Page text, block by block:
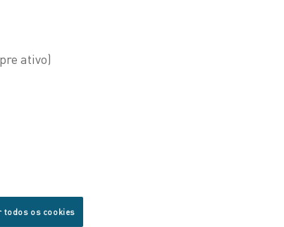
que os fabricantes podem fazer para tornar os
suporte técnico na Kanthal. “Fizemos muitos
pode variar muito de aplicação para
importante no que diz respeito aos elementos
todos os cookies